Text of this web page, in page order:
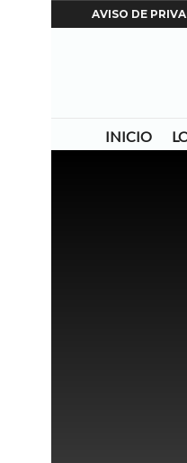
AVISO DE
INICIO